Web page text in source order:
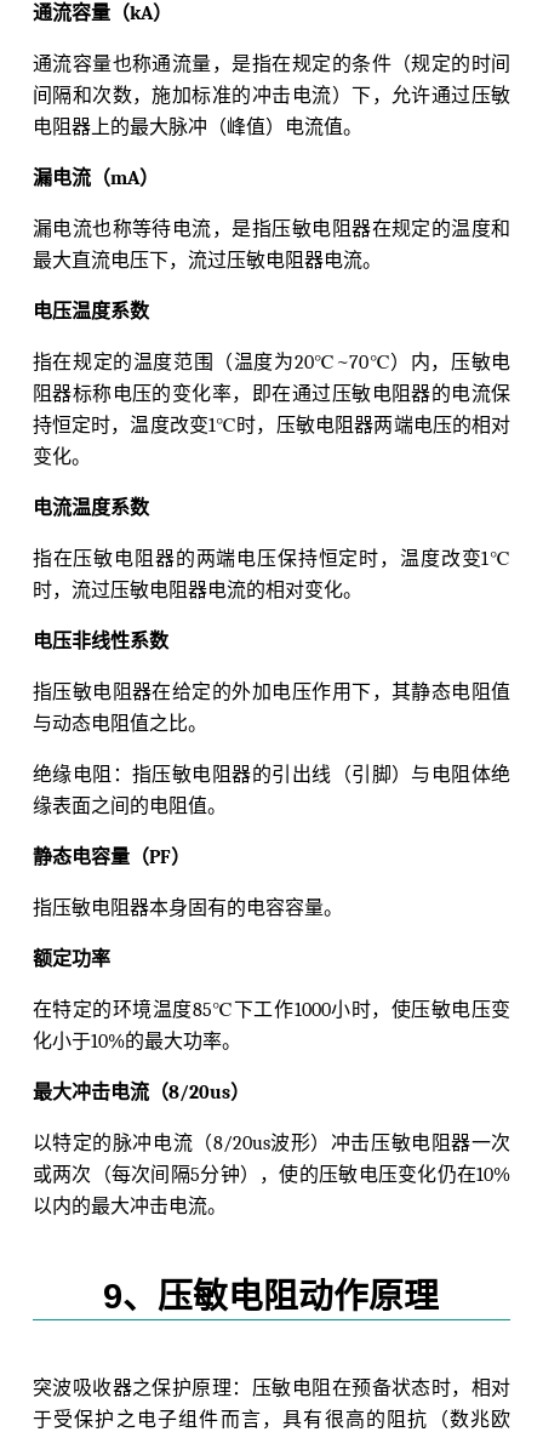
通流容量（kA）
通流容量也称通流量，是指在规定的条件（规定的时间
间隔和次数，施加标准的冲击电流）下，允许通过压敏
电阻器上的最大脉冲（峰值）电流值。
漏电流（mA）
漏电流也称等待电流，是指压敏电阻器在规定的温度和
最大直流电压下，流过压敏电阻器电流。
电压温度系数
指在规定的温度范围（温度为20℃~70℃）内，压敏电
阻器标称电压的变化率，即在通过压敏电阻器的电流保
持恒定时，温度改变1℃时，压敏电阻器两端电压的相对
变化。
电流温度系数
指在压敏电阻器的两端电压保持恒定时，温度改变1℃
时，流过压敏电阻器电流的相对变化。
电压非线性系数
指压敏电阻器在给定的外加电压作用下，其静态电阻值
与动态电阻值之比。
绝缘电阻：指压敏电阻器的引出线（引脚）与电阻体绝
缘表面之间的电阻值。
静态电容量（PF）
指压敏电阻器本身固有的电容容量。
额定功率
在特定的环境温度85℃下工作1000小时，使压敏电压变
化小于10%的最大功率。
最大冲击电流（8/20us）
以特定的脉冲电流（8/20us波形）冲击压敏电阻器一次
或两次（每次间隔5分钟），使的压敏电压变化仍在10%
以内的最大冲击电流。
9、压敏电阻动作原理
突波吸收器之保护原理：压敏电阻在预备状态时，相对
于受保护之电子组件而言，具有很高的阻抗（数兆欧